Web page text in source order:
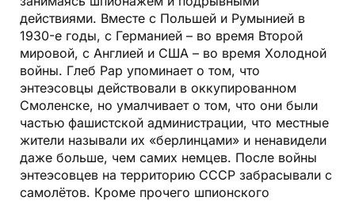
действиями. Вместе с Польшей и Румынией в
1930-е годы, с Германией – во время Второй
мировой, с Англией и США – во время Холодной
войны. Глеб Рар упоминает о том, что
энтеэсовцы действовали в оккупированном
Смоленске, но умалчивает о том, что они были
частью фашистской администрации, что местные
жители называли их «берлинцами» и ненавидели
даже больше, чем самих немцев. После войны
энтеэсовцев на территорию СССР забрасывали с
самолётов. Кроме прочего шпионского